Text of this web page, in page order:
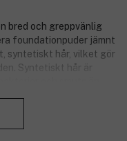
bred och greppvänlig
foundationpuder jämnt
syntetiskt hår, vilket gör
Syntetiskt hår är
mineralfoundation och